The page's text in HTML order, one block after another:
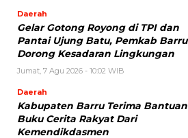
Daerah
Gelar Gotong Royong di TPI dan
Pantai Ujung Batu, Pemkab Barru
Dorong Kesadaran Lingkungan
Jumat, 7 Agu 2026 - 10:02 WIB
Daerah
Kabupaten Barru Terima Bantuan
Buku Cerita Rakyat Dari
Kemendikdasmen